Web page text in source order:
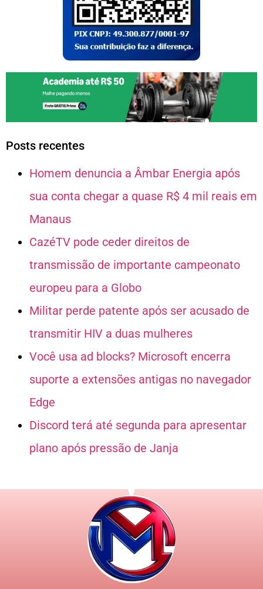
Posts recentes
Homem denuncia a Âmbar Energia após
sua conta chegar a quase R$ 4 mil reais em
Manaus
CazéTV pode ceder direitos de
transmissão de importante campeonato
europeu para a Globo
Militar perde patente após ser acusado de
transmitir HIV a duas mulheres
Você usa ad blocks? Microsoft encerra
suporte a extensões antigas no navegador
Edge
Discord terá até segunda para apresentar
plano após pressão de Janja